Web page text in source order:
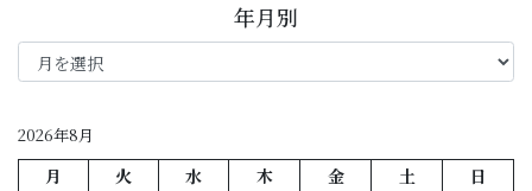
年月別
年
月
2026年8月
月 火 水 木 金 土
日